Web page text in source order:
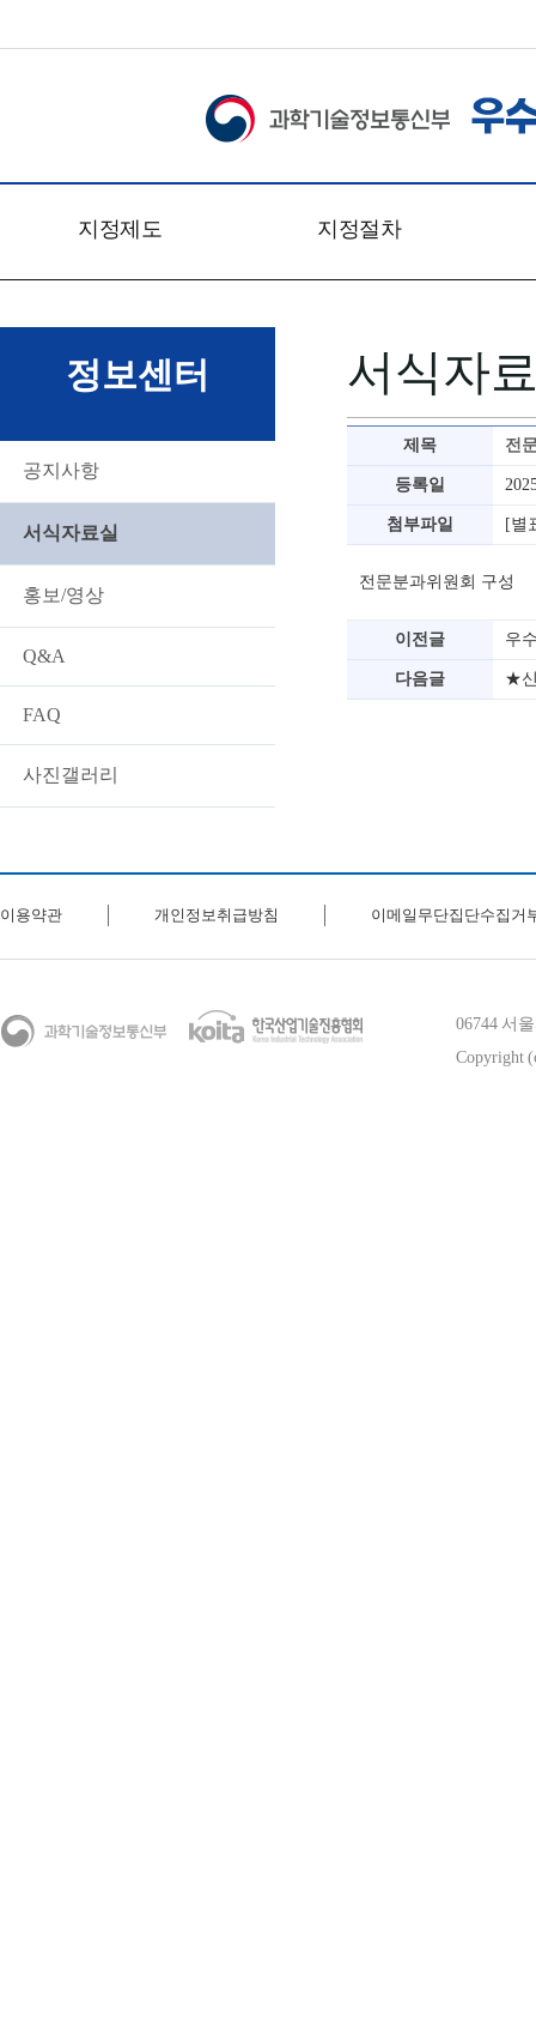
지정제도
개요
문의처
찾아오시는 길
지정절차
신청접수
심사절차
심사방법
심사기준
정보센터
공지사항
서식자료실
홍보/영상
Q&A
FAQ
사진갤러리
서식자
제목 전
등록일
첨부파일 [별
전문분과위원회 구성
이전글 우
다음글 ★
이용약관 개인정보취급방침 이메일무단집단수집거
06744 서
Copyright